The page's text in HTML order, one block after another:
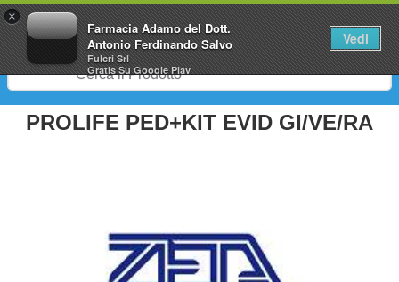
×
Farmacia Adamo del Dott.
Antonio Ferdinando Salvo
Fulcri Srl
GratisSu Google Play
Vedi
0
PROLIFE PED+KIT EVID GI/VE/RA